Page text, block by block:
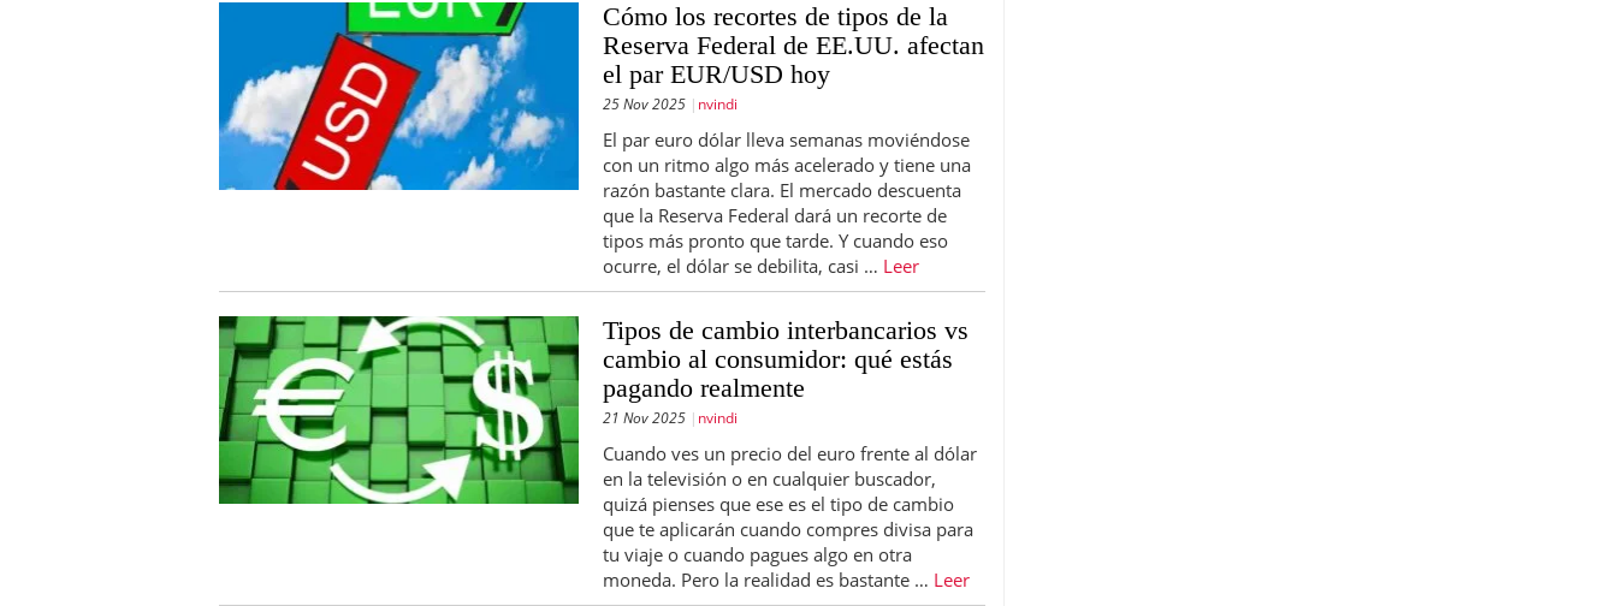
Cómo los recortes de tipos de la
Reserva Federal de EE.UU. afectan
el par EUR/USD hoy
25 Nov 2025 nvindi
El par euro dólar lleva semanas moviéndose
con un ritmo algo más acelerado y tiene una
razón bastante clara. El mercado descuenta
que la Reserva Federal dará un recorte de
tipos más pronto que tarde. Y cuando eso
ocurre, el dólar se debilita, casi … Leer
Tipos de cambio interbancarios vs
cambio al consumidor: qué estás
pagando realmente
21 Nov 2025 nvindi
Cuando ves un precio del euro frente al dólar
en la televisión o en cualquier buscador,
quizá pienses que ese es el tipo de cambio
que te aplicarán cuando compres divisa para
tu viaje o cuando pagues algo en otra
moneda. Pero la realidad es bastante … Leer